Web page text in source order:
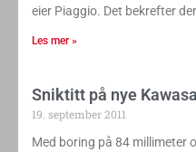
eier Piaggio. Det bekrefter
Les mer »
Sniktitt på nye
19. september 2011
Med boring på 84 millimeter